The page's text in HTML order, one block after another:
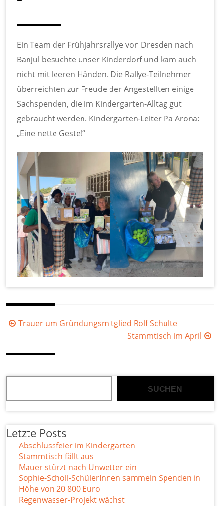
Ein Team der Frühjahrsrallye von Dresden nach
Banjul besuchte unser Kinderdorf und kam auch
nicht mit leeren Händen. Die Rallye-Teilnehmer
überreichten zur Freude der Angestellten einige
Sachspenden, die im Kindergarten-Alltag gut
gebraucht werden. Kindergarten-Leiter Pa Arona:
„Eine nette Geste!“
Beitragsnavigation
Trauer um Gründungsmitglied Rolf Schulte
Stammtisch im April
SUCHEN
Letzte Posts
Abschlussfeier im Kindergarten
Stammtisch fällt aus
Mauer stürzt nach Unwetter ein
Sophie-Scholl-SchülerInnen sammeln Spenden in
Höhe von 20 800 Euro
Regenwasser-Projekt wächst